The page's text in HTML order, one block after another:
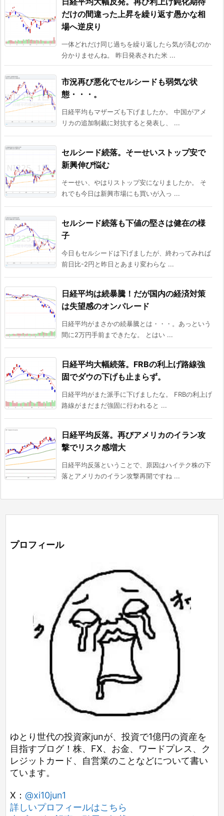
だけの間違った上昇を繰り返す愚かな相
場へ逆戻り
一体どれだけ同じ過ちを繰り返したら気が済むのか
分かりませんね。 昨日発表された米 ...
市況再び悪化でセルシードも弱気な状
態・・・。
日経平均もマザーズも下げましたか。 中国がアメ
リカの追加制裁に対抗すると発表し、 ...
セルシード続落。そーせいストップ安で
新興伸び悩む
そーせい、やはりストップ安になりましたか。 そ
れでも今日は新興市場にも買いが入っ ...
セルシード続落も下値の堅さは健在の様
子
今日もセルシードは下げましたが、終わってみれば
前日比-2円と昨日とあまり変わらな ...
日経平均は続暴騰！だが国内の経済対策
は失望感のオンパレード
日経平均がまさかの続暴騰とは・・・。あっという
間に2万円手前まできたな。 とはい ...
日経平均大幅続落。FRBの利上げ路線強
固でダウの下げも止まらず。
日経平均がまた派手に下げましたな。 FRBの利上げ
路線がまだまだ強固に行われると ...
日経平均反落。再びアメリカのイラン攻
撃でリスク感増大
日経平均反落ということで、原因はハイテク株の下
落とアメリカのイラン攻撃再開ですね ...
プロフィール
ゆとり世代の投資家junが、投資で1億円の資産を
目指すブログ！株、FX、お金、ワードプレス、ク
レジットカード、自営業のことなどについて書い
ています。
X： @xi10jun1
詳しいプロフィールはこちら